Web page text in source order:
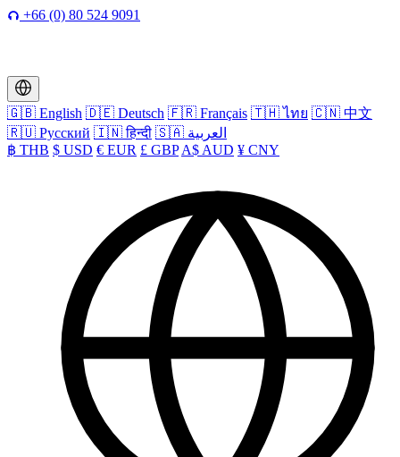
+66 (0) 80 524 9091
🇬🇧 English 🇩🇪 Deutsch 🇫🇷 Français 🇹🇭 ไทย 🇨🇳 中文
🇷🇺 Русский 🇮🇳 हिन्दी
🇸🇦 العربية
฿ THB $ USD € EUR £ GBP A$ AUD ¥ CNY